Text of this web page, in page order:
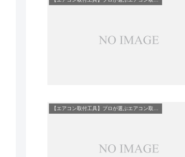
【エアコン取付工具】プロが選ぶエアコン取付必須工具10選